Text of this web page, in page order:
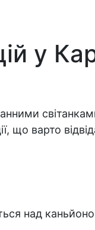
у
варто
над